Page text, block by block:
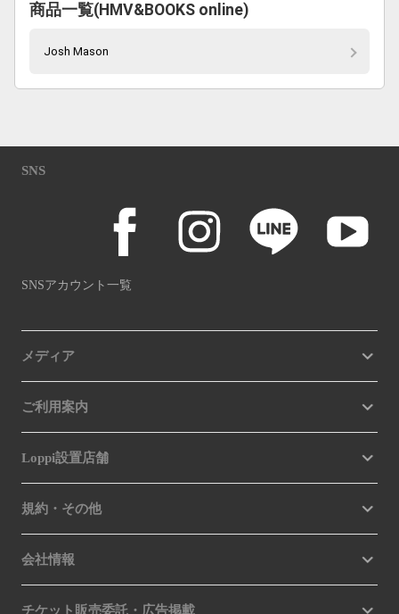
商品一覧(HMV&BOOKS online)
Josh Mason
SNS
SNSアカウント一覧
メディア
ご利用案内
Loppi設置店舗
規約・その他
会社情報
チケット販売委託・広告掲載